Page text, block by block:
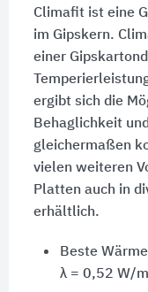
Climafit ist eine
im Gipskern.
einer
ergibt sich die
Behaglichkeit
gleichermaßen
vielen weiteren
Platten auch in
erhältlich.
Beste
λ = 0,52 W/